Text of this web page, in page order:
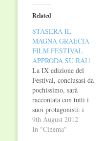
(Opens
in
new
Related
STASERA IL
MAGNA GRAECIA
FILM FESTIVAL
APPRODA SU RAI1
La IX edizione del
Festival, conclusasi da
pochissimo, sarà
raccontata con tutti i
suoi protagonisti: i
registi, gli attori e il
pubblico, elemento
9th August 2012
In "Cinema"